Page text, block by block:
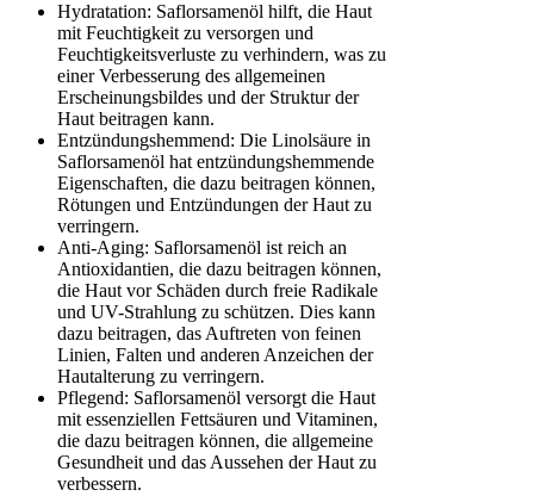
Hydratation: Saflorsamenöl hilft, die Haut
mit Feuchtigkeit zu versorgen und
Feuchtigkeitsverluste zu verhindern, was zu
einer Verbesserung des allgemeinen
Erscheinungsbildes und der Struktur der
Haut beitragen kann.
Entzündungshemmend: Die Linolsäure in
Saflorsamenöl hat entzündungshemmende
Eigenschaften, die dazu beitragen können,
Rötungen und Entzündungen der Haut zu
verringern.
Anti-Aging: Saflorsamenöl ist reich an
Antioxidantien, die dazu beitragen können,
die Haut vor Schäden durch freie Radikale
und UV-Strahlung zu schützen. Dies kann
dazu beitragen, das Auftreten von feinen
Linien, Falten und anderen Anzeichen der
Hautalterung zu verringern.
Pflegend: Saflorsamenöl versorgt die Haut
mit essenziellen Fettsäuren und Vitaminen,
die dazu beitragen können, die allgemeine
Gesundheit und das Aussehen der Haut zu
verbessern.